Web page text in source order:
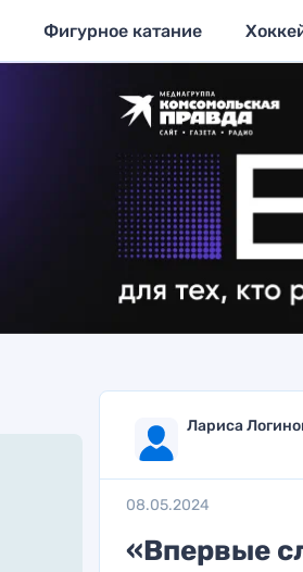
Фигурное катание
Лариса
08.05.2024
«Впервые